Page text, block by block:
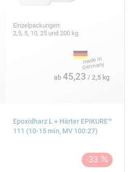
Einzelpackungen:
2,5, 5, 10, 25 und 200 kg
ab45,23 / 2,5 kg
Epoxidharz L + Härter EPIKURE™
111 (10-15 min, MV 100:27)